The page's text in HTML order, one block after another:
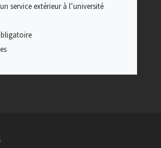
service extérieur à l’université